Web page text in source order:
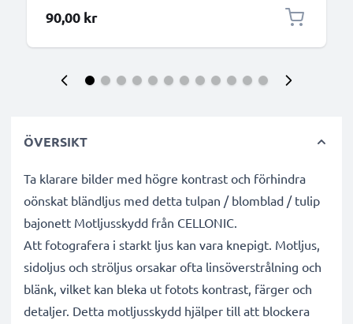
90,00 kr
ÖVERSIKT
Ta klarare bilder med högre kontrast och förhindra
oönskat bländljus med detta tulpan / blomblad / tulip
bajonett Motljusskydd från CELLONIC.
Att fotografera i starkt ljus kan vara knepigt. Motljus,
sidoljus och ströljus orsakar ofta linsöverstrålning och
blänk, vilket kan bleka ut fotots kontrast, färger och
detaljer. Detta motljusskydd hjälper till att blockera